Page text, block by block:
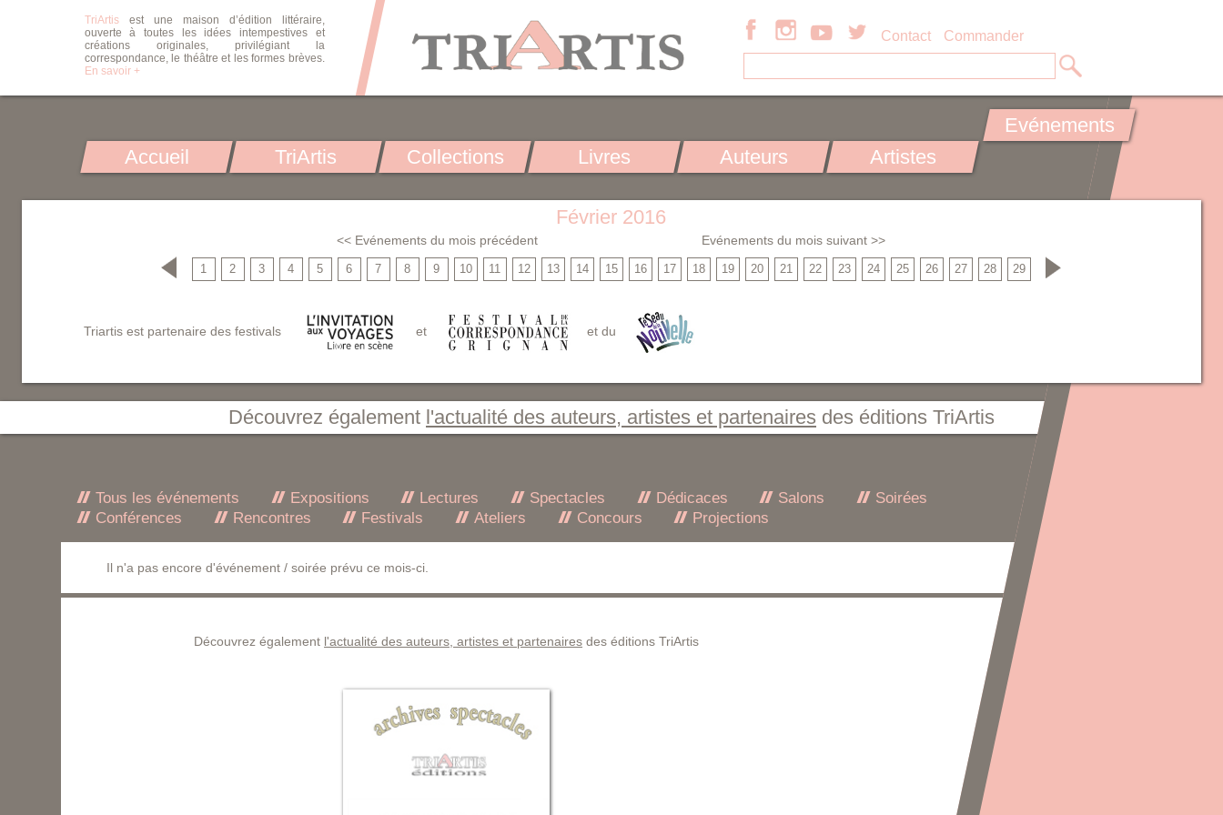
TriArtisest une maison d’édition littéraire,
ouverte à toutes les idées intempestives et
créations originales, privilégiant la
correspondance, le théâtre et les formes brèves.
En savoir +
Contact Commander
Accueil TriArtis Collections Livres Auteurs Artistes
Evénements
Février 2016
<< Evénements du mois précédent Evénements du mois suivant >>
1 2 3 4 5 6 7 8 9 10 11 12 13 14 15 16 17 18 19 20 21 22 23 24 25 26 27 28 29
Triartis est partenaire des festivals et et du
Découvrez également l'actualité des auteurs, artistes et partenaires des éditions TriArtis
Tous les événements Expositions Lectures Spectacles Dédicaces Salons
Soirées
Conférences
Rencontres Festivals Ateliers Concours Projections
Il n'a pas encore d'événement / soirée prévu ce mois-ci.
Découvrez également l'actualité des auteurs, artistes et partenaires des éditions TriArtis